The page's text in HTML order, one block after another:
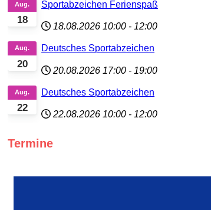
18
Aug. Sportabzeichen Ferienspaß
18.08.2026 10:00 - 12:00
20
Aug. Deutsches Sportabzeichen
20.08.2026 17:00 - 19:00
22
Aug. Deutsches Sportabzeichen
22.08.2026 10:00 - 12:00
Termine